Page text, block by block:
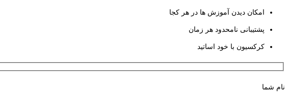
امکان دیدن آموزش ها در هر کجا
پشتیبانی نامحدود هر زمان
کرکسیون با خود اساتید
نام شما